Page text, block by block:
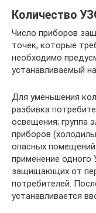
Количество
Число приборов
точек, которые
необходимо
устанавливаемый
Для уменьшения
разбивка
освещения; группа
приборов
опасных
применение одного
защищающих от
потребителей.
устанавливается